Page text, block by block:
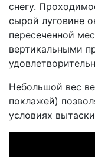
снегу.
сырой луговине
пересеченной
вертикальными
Небольшой вес
поклажей)
условиях